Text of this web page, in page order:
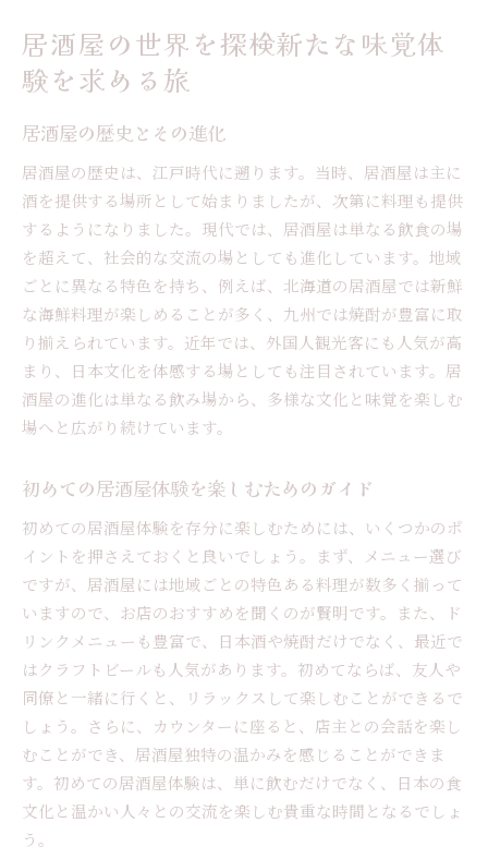
多彩な居酒屋メニューで味わう日本各地の魅力
地域ごとの特産物を活かしたメニュー紹介
日本酒とペアリングできる一品料理
居酒屋で楽しむご当地料理の魅力
珍しい食材を使った居酒屋メニュー
居酒屋での定番料理とその楽しみ方
居酒屋の個性を引き出す地域特有の料理と雰囲気
地域に根付いた居酒屋の雰囲気
地元の食材を使用した創作料理
伝統的な料理とモダンなアレンジ
地元の人々に愛される居酒屋の秘密
地域特有の居酒屋イベントとその楽しみ方
居酒屋選びのポイント多様なスタイルを楽しむコツ
初心者が知っておくべき居酒屋選びのポイント
予算に合わせた居酒屋の選び方
目的別居酒屋選びのコツ
隠れ家的な居酒屋を見つける方法
居酒屋の雰囲気を楽しむテクニック
地元で人気の居酒屋を見つけるコツ
居酒屋での新しい出会いと驚きの味覚体験
居酒屋での偶然の出会いが生む新たな交流
居酒屋で初めて試すべき一品料理
常連客が勧める隠れた名品
居酒屋の世界を探検新たな味覚体
験を求める旅
居酒屋の歴史とその進化
居酒屋の歴史は、江戸時代に遡ります。当時、居酒屋は主に
酒を提供する場所として始まりましたが、次第に料理も提供
するようになりました。現代では、居酒屋は単なる飲食の場
を超えて、社会的な交流の場としても進化しています。地域
ごとに異なる特色を持ち、例えば、北海道の居酒屋では新鮮
な海鮮料理が楽しめることが多く、九州では焼酎が豊富に取
り揃えられています。近年では、外国人観光客にも人気が高
まり、日本文化を体感する場としても注目されています。居
酒屋の進化は単なる飲み場から、多様な文化と味覚を楽しむ
場へと広がり続けています。
初めての居酒屋体験を楽しむためのガイド
初めての居酒屋体験を存分に楽しむためには、いくつかのポ
イントを押さえておくと良いでしょう。まず、メニュー選び
ですが、居酒屋には地域ごとの特色ある料理が数多く揃って
いますので、お店のおすすめを聞くのが賢明です。また、ド
リンクメニューも豊富で、日本酒や焼酎だけでなく、最近で
はクラフトビールも人気があります。初めてならば、友人や
同僚と一緒に行くと、リラックスして楽しむことができるで
しょう。さらに、カウンターに座ると、店主との会話を楽し
むことができ、居酒屋独特の温かみを感じることができま
す。初めての居酒屋体験は、単に飲むだけでなく、日本の食
文化と温かい人々との交流を楽しむ貴重な時間となるでしょ
う。